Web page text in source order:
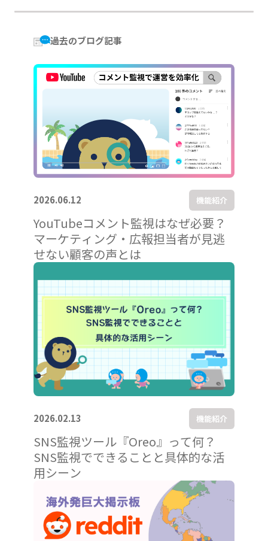
過去のブログ記事
2026.06.12 機能紹介
YouTubeコメント監視はなぜ必要？
マーケティング・広報担当者が見逃
せない顧客の声とは
2026.02.13 機能紹介
SNS監視ツール『Oreo』って何？
SNS監視でできることと具体的な活
用シーン